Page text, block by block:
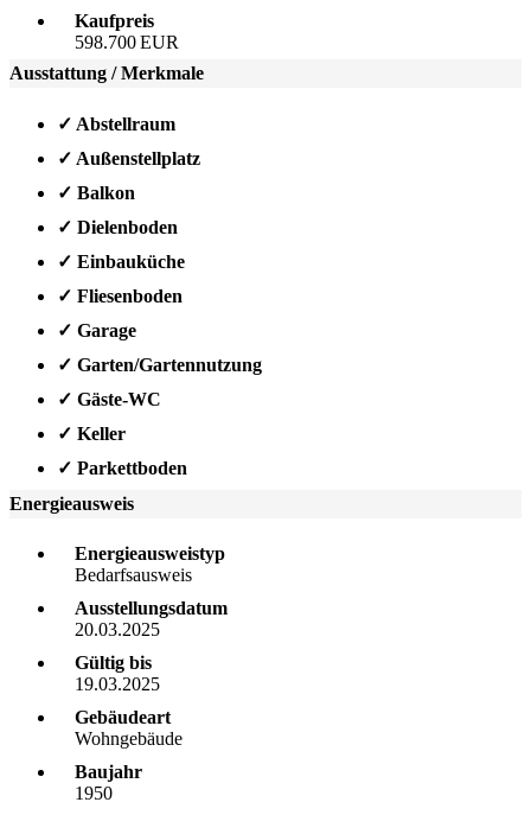
Kaufpreis
598.700 EUR
Ausstattung / Merkmale
✓ Abstellraum
✓ Außenstellplatz
✓ Balkon
✓ Dielenboden
✓ Einbauküche
✓ Fliesenboden
✓ Garage
✓ Garten/Gartennutzung
✓ Gäste-WC
✓ Keller
✓ Parkettboden
Energieausweis
Energieausweistyp
Bedarfs­ausweis
Ausstellungsdatum
20.03.2025
Gültig bis
19.03.2025
Gebäudeart
Wohngebäude
Baujahr
1950